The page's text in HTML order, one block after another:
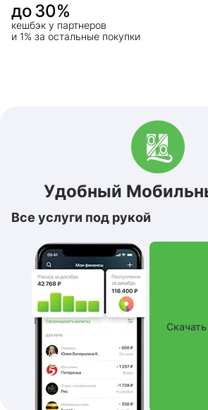
до30%
кешбэк у партнеров
и 1% за остальные покупки
Удобный
Все услуги под рукой